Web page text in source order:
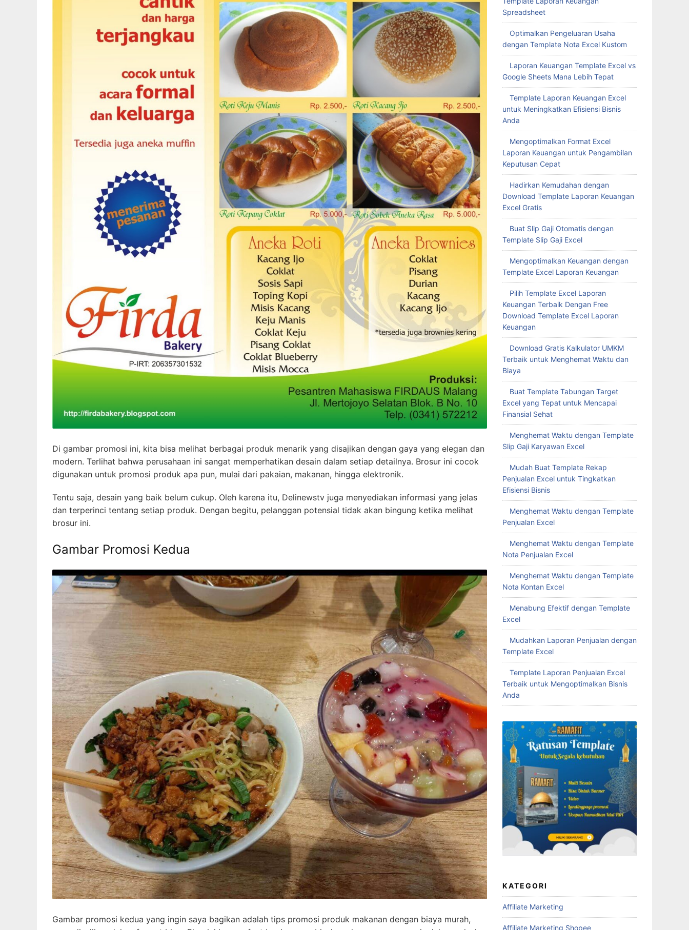
Di gambar promosi ini, kita bisa melihat berbagai produk menarik yang disajikan dengan gaya yang elegan dan
modern. Terlihat bahwa perusahaan ini sangat memperhatikan desain dalam setiap detailnya. Brosur ini cocok
digunakan untuk promosi produk apa pun, mulai dari pakaian, makanan, hingga elektronik.
Tentu saja, desain yang baik belum cukup. Oleh karena itu, Delinewstv juga menyediakan informasi yang jelas
dan terperinci tentang setiap produk. Dengan begitu, pelanggan potensial tidak akan bingung ketika melihat
brosur ini.
Gambar Promosi Kedua
Gambar promosi kedua yang ingin saya bagikan adalah tips promosi produk makanan dengan biaya murah,
Spreadsheet
Optimalkan Pengeluaran Usaha
dengan Template Nota Excel Kustom
Laporan Keuangan Template Excel vs
Google Sheets Mana Lebih Tepat
Template Laporan Keuangan Excel
untuk Meningkatkan Efisiensi Bisnis
Anda
Mengoptimalkan Format Excel
Laporan Keuangan untuk Pengambilan
Keputusan Cepat
Hadirkan Kemudahan dengan
Download Template Laporan Keuangan
Excel Gratis
Buat Slip Gaji Otomatis dengan
Template Slip Gaji Excel
Mengoptimalkan Keuangan dengan
Template Excel Laporan Keuangan
Pilih Template Excel Laporan
Keuangan Terbaik Dengan Free
Download Template Excel Laporan
Keuangan
Download Gratis Kalkulator UMKM
Terbaik untuk Menghemat Waktu dan
Biaya
Buat Template Tabungan Target
Excel yang Tepat untuk Mencapai
Finansial Sehat
Menghemat Waktu dengan Template
Slip Gaji Karyawan Excel
Mudah Buat Template Rekap
Penjualan Excel untuk Tingkatkan
Efisiensi Bisnis
Menghemat Waktu dengan Template
Penjualan Excel
Menghemat Waktu dengan Template
Nota Penjualan Excel
Menghemat Waktu dengan Template
Nota Kontan Excel
Menabung Efektif dengan Template
Excel
Mudahkan Laporan Penjualan dengan
Template Excel
Template Laporan Penjualan Excel
Terbaik untuk Mengoptimalkan Bisnis
Anda
KATEGORI
Affiliate Marketing
Affiliate Marketing Shopee